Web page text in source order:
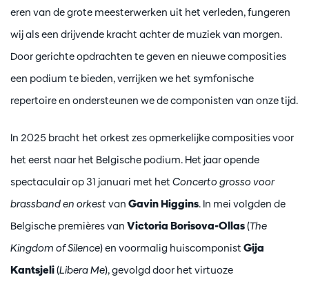
eren van de grote meesterwerken uit het verleden, fungeren
wij als een drijvende kracht achter de muziek van morgen.
Door gerichte opdrachten te geven en nieuwe composities
een podium te bieden, verrijken we het symfonische
repertoire en ondersteunen we de componisten van onze tijd.
In 2025 bracht het orkest zes opmerkelijke composities voor
het eerst naar het Belgische podium. Het jaar opende
spectaculair op 31 januari met het Concerto grosso voor
brassband en orkest van GavinHiggins. In mei volgden de
Belgische premières van Victoria Borisova-Ollas(The
Kingdom of Silence) en voormalig huiscomponist Gija
Kantsjeli(Libera Me), gevolgd door het virtuoze